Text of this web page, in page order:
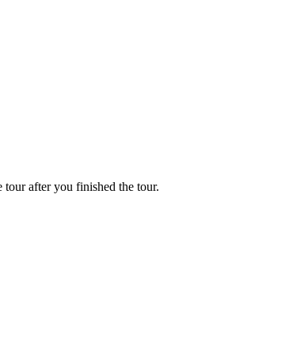
tour after you finished the tour.